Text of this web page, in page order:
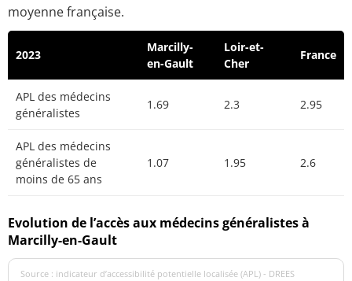
moyenne française.
2023
Marcilly-
en-Gault
Loir-et-
Cher
France
APL des médecins
généralistes
1.69 2.3 2.95
APL des médecins
généralistes de
moins de 65 ans
1.07 1.95 2.6
Evolution de l’accès aux médecins généralistes à
Marcilly-en-Gault
Source : indicateur d’accessibilité potentielle localisée (APL) - DREES